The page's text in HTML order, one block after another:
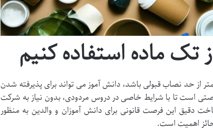
تک ماده استفاده کنیم
از حد نصاب قبولی باشد، دانش آموز می تواند برای پذیرفته شدن
است تا با شرایط خاصی در دروس مردودی، بدون نیاز به شرکت
دقیق این فرصت قانونی برای دانش آموزان و والدین به منظور